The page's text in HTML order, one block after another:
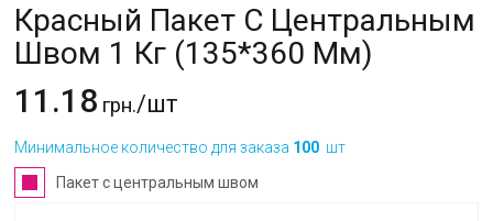
Красный Пакет С Центральным
Швом 1 Кг (135*360 Мм)
11.18 грн./шт
Минимальное количество для заказа 100 шт
Пакет с центральным швом